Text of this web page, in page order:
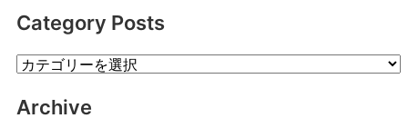
Category Posts
Category
Archive